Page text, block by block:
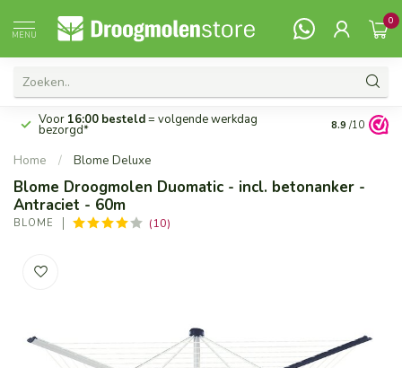
MENU
0
Voor 16:00 besteld= volgende werkdag
bezorgd* 14 dagen
8.9 /10
Home / Blome Deluxe
Blome Droogmolen Duomatic - incl. betonanker -
Antraciet - 60m
BLOME (10)